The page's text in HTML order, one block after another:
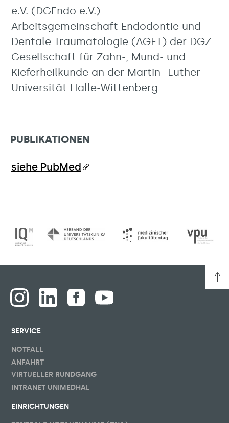
e.V. (DGEndo e.V.)
Arbeitsgemeinschaft Endodontie und
Dentale Traumatologie (AGET) der DGZ
Gesellschaft für Zahn-, Mund- und
Kieferheilkunde an der Martin- Luther-
Universität Halle-Wittenberg
PUBLIKATIONEN
siehe PubMed
SERVICE
NOTFALL
ANFAHRT
VIRTUELLER RUNDGANG
INTRANET UNIMEDHAL
EINRICHTUNGEN